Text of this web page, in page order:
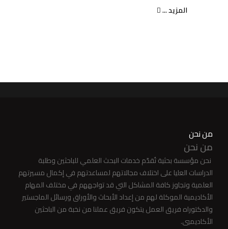
المزيد ...
من نحن
من نحن
نحن مؤسسة بحثية تُقدّم خدمات البحث العلمي للباحثين وطلبة
الدراسات العليا على اختلاف مجالاتهم لمساعدتهم في إكمال مسيرتهم
العلمية وتجاوز كافة المشاكل التي قد تواجههم في مختلف المهام
الأكاديمية الموكلة لهم من إعداد الأبحاث والأوراق ورسائل الماجستير
والدكتوراه فريق العمل يتكون فريق عملنا من نخبة من الباحثين
الأكاديميي.